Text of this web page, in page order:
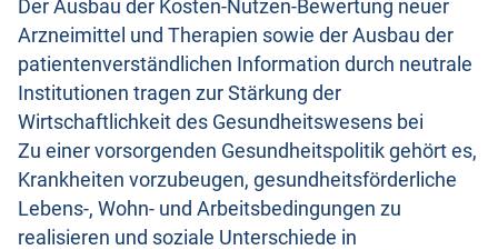
Der Ausbau der Kosten-Nutzen-Bewertung neuer
Arzneimittel und Therapien sowie der Ausbau der
patientenverständlichen Information durch neutrale
Institutionen tragen zur Stärkung der
Wirtschaftlichkeit des Gesundheitswesens bei
Zu einer vorsorgenden Gesundheitspolitik gehört es,
Krankheiten vorzubeugen, gesundheitsförderliche
Lebens-, Wohn- und Arbeitsbedingungen zu
realisieren und soziale Unterschiede in